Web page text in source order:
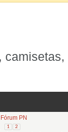
PN
1 2